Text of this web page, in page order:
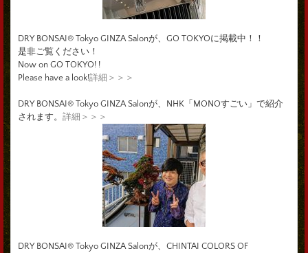
DRY BONSAI® Tokyo GINZA Salonが、GO TOKYOに掲載中！！
是非ご覧ください！
Now on GO TOKYO! !
Please have a look!詳細＞＞＞
DRY BONSAI® Tokyo GINZA Salonが、NHK「MONOすごい」で紹介
されます。 詳細＞＞＞
DRY BONSAI® Tokyo GINZA Salonが、CHINTAI COLORS OF